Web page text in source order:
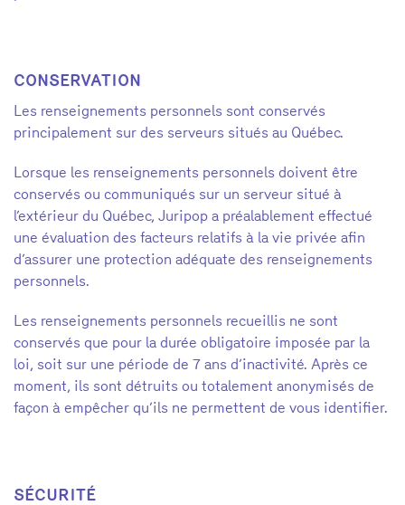
CONSERVATION
Les renseignements personnels sont conservés
principalement sur des serveurs situés au Québec.
Lorsque les renseignements personnels doivent être
conservés ou communiqués sur un serveur situé à
l’extérieur du Québec, Juripop a préalablement effectué
une évaluation des facteurs relatifs à la vie privée afin
d’assurer une protection adéquate des renseignements
personnels.
Les renseignements personnels recueillis ne sont
conservés que pour la durée obligatoire imposée par la
loi, soit sur une période de 7 ans d’inactivité. Après ce
moment, ils sont détruits ou totalement anonymisés de
façon à empêcher qu’ils ne permettent de vous identifier.
SÉCURITÉ